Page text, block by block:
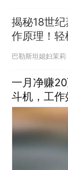
揭秘18世
作原理！
里每小时速
巴勒斯坦媳妇茉莉
一月净赚
斗机，工作